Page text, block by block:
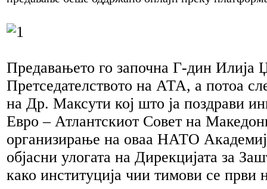
Предавањето го започна Г-дин Илија
Претседателството на АТА, а потоа
на Др. Максути кој што ја поздрави
Евро – Атлантскиот Совет на
организирање на оваа НАТО
објасни улогата на Дирекцијата за
како институција чии тимови се први